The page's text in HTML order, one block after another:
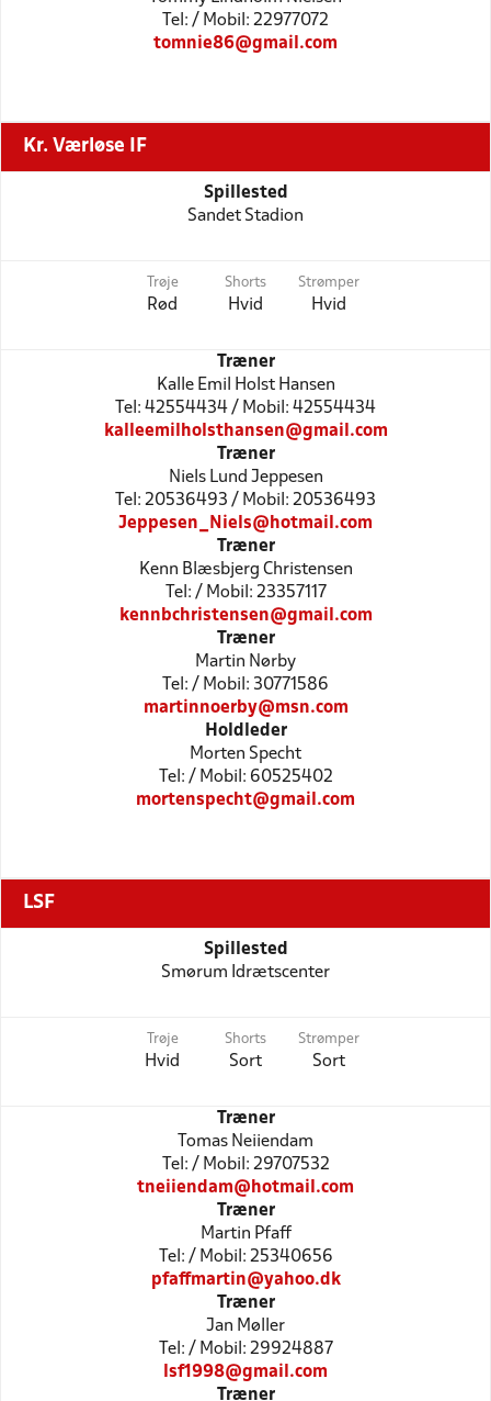
Tel: / Mobil: 22977072
tomnie86@gmail.com
Kr. Værløse IF
Spillested
Sandet Stadion
Trøje
Rød
Shorts
Hvid
Strømper
Hvid
Træner
Kalle Emil Holst Hansen
Tel: 42554434 / Mobil: 42554434
kalleemilholsthansen@gmail.com
Træner
Niels Lund Jeppesen
Tel: 20536493 / Mobil: 20536493
Jeppesen_Niels@hotmail.com
Træner
Kenn Blæsbjerg Christensen
Tel: / Mobil: 23357117
kennbchristensen@gmail.com
Træner
Martin Nørby
Tel: / Mobil: 30771586
martinnoerby@msn.com
Holdleder
Morten Specht
Tel: / Mobil: 60525402
mortenspecht@gmail.com
LSF
Spillested
Smørum Idrætscenter
Trøje
Hvid
Shorts
Sort
Strømper
Sort
Træner
Tomas Neiiendam
Tel: / Mobil: 29707532
tneiiendam@hotmail.com
Træner
Martin Pfaff
Tel: / Mobil: 25340656
pfaffmartin@yahoo.dk
Træner
Jan Møller
Tel: / Mobil: 29924887
lsf1998@gmail.com
Træner